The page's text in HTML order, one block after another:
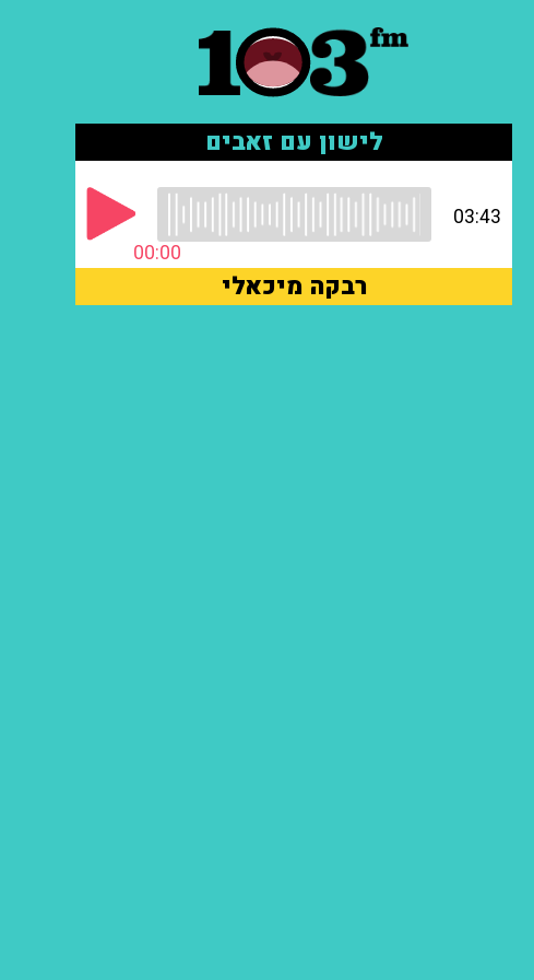
לישון עם זאבים
00:00
03:43
רבקה מיכאלי